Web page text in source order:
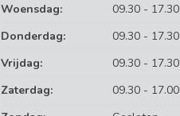
Woensdag:
09.30 - 17.30
Donderdag:
09.30 - 17.30
Vrijdag:
09.30 - 17.30
Zaterdag:
09.30 - 17.00